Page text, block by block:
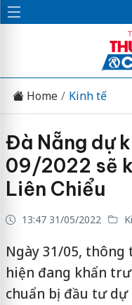
Home Kinh tế
Đà Nẵng dự
09/2022 sẽ
Liên Chiểu
13:47 31/05/2022
Ngày 31/05, thông
hiện đang khẩn
chuẩn bị đầu tư dự